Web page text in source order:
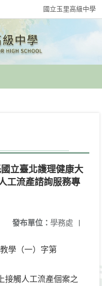
國立玉里高級中學
立臺北護理健康大
工流產諮詢服務專
發布單位： 學務處 |
學（一）字第
接觸人工流產個案之